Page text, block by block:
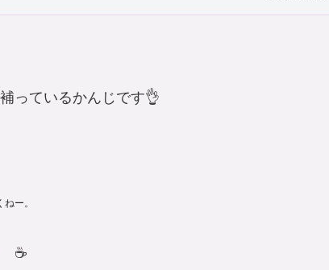
っているかんじです👌
ー。
☕️